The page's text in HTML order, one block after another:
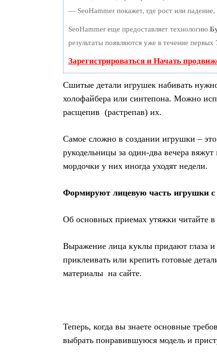
— SeoHammer покажет, где рост или
SeoHammer еще предоставляет технологию
результаты появляются уже в течение первых
Зарегистрироваться и Начать
Сшитые детали игрушек набивать
холофайбера или синтепона. Можно
расщепив (растрепав) их.
Самое сложно в создании игрушки –
рукодельницы за один-два вечера
мордочки у них иногда уходят недели.
Формируют лицевую часть игрушки
Об основных приемах утяжки читайте в
Выражение лица куклы придают глаза
приклеивать или крепить готовые
материалы на сайте.
Теперь, когда вы знаете основные
выбрать понравившуюся модель и